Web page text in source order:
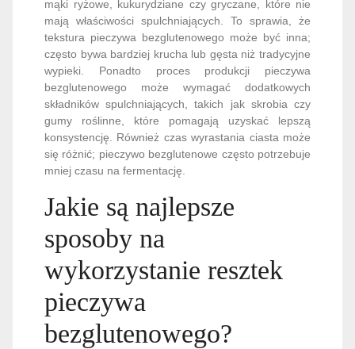
mąki ryżowe, kukurydziane czy gryczane, które nie
mają właściwości spulchniających. To sprawia, że
tekstura pieczywa bezglutenowego może być inna;
często bywa bardziej krucha lub gęsta niż tradycyjne
wypieki. Ponadto proces produkcji pieczywa
bezglutenowego może wymagać dodatkowych
składników spulchniających, takich jak skrobia czy
gumy roślinne, które pomagają uzyskać lepszą
konsystencję. Również czas wyrastania ciasta może
się różnić; pieczywo bezglutenowe często potrzebuje
mniej czasu na fermentację.
Jakie są najlepsze
sposoby na
wykorzystanie resztek
pieczywa
bezglutenowego?